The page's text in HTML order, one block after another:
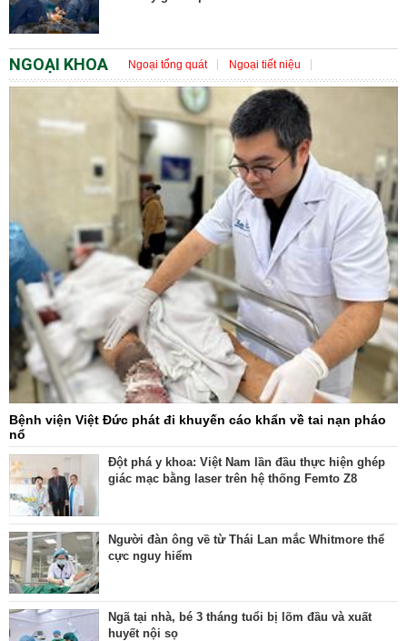
NGOẠI KHOA Ngoại tổng quát Ngoại tiết niệu
Chấn thương chỉnh hình
Bệnh viện Việt Đức phát đi khuyến cáo khẩn về tai nạn pháo
nổ
Đột phá y khoa: Việt Nam lần đầu thực hiện ghép
giác mạc bằng laser trên hệ thống Femto Z8
Người đàn ông về từ Thái Lan mắc Whitmore thể
cực nguy hiểm
Ngã tại nhà, bé 3 tháng tuổi bị lõm đầu và xuất
huyết nội sọ